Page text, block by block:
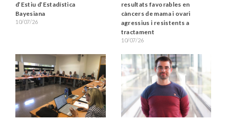
d’Estiu d’Estadística
Bayesiana
10/07/26
resultats favorables en
càncers de mama i ovari
agressius i resistents a
tractament
10/07/26